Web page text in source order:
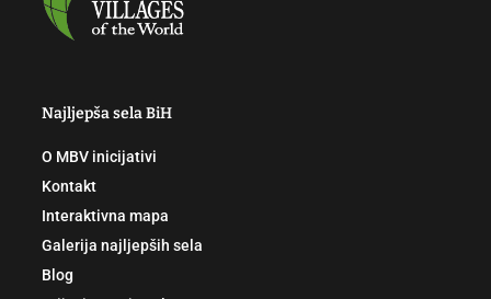
Najljepša sela BiH
O MBV inicijativi
Kontakt
Interaktivna mapa
Galerija najljepših sela
Blog